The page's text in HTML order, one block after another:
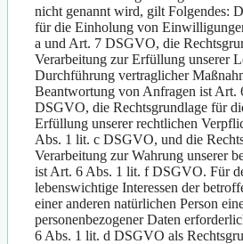
nicht genannt wird, gilt Folgendes:
für die Einholung von
a und Art. 7 DSGVO, die
Verarbeitung zur Erfüllung unserer
Durchführung vertraglicher
Beantwortung von Anfragen ist Art.
DSGVO, die Rechtsgrundlage für
Erfüllung unserer rechtlichen
Abs. 1 lit. c DSGVO, und die
Verarbeitung zur Wahrung unserer
ist Art. 6 Abs. 1 lit. f DSGVO. Für
lebenswichtige Interessen der
einer anderen natürlichen Person
personenbezogener Daten
6 Abs. 1 lit. d DSGVO als